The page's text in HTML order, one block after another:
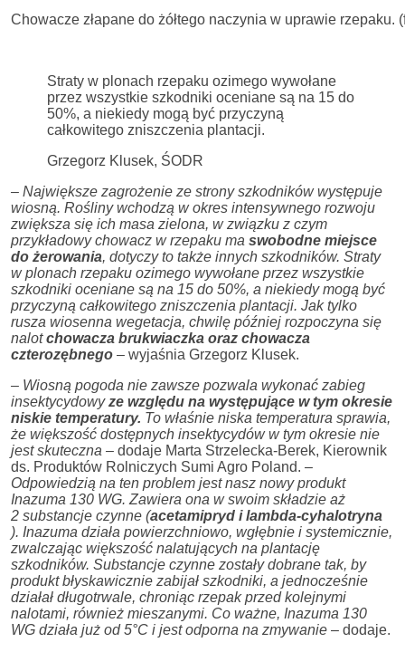
Chowacze złapane do żółtego naczynia w uprawie rzepaku.
Straty w plonach rzepaku ozimego wywołane
przez wszystkie szkodniki oceniane są na 15 do
50%, a niekiedy mogą być przyczyną
całkowitego zniszczenia plantacji.
Grzegorz Klusek, ŚODR
– Największe zagrożenie ze strony szkodników występuje
wiosną. Rośliny wchodzą w okres intensywnego rozwoju
zwiększa się ich masa zielona, w związku z czym
przykładowy chowacz w rzepaku ma swobodne miejsce
do żerowania, dotyczy to także innych szkodników. Straty
w plonach rzepaku ozimego wywołane przez wszystkie
szkodniki oceniane są na 15 do 50%, a niekiedy mogą być
przyczyną całkowitego zniszczenia plantacji. Jak tylko
rusza wiosenna wegetacja, chwilę później rozpoczyna się
nalotchowacza brukwiaczka oraz chowacza
czterozębnego – wyjaśnia Grzegorz Klusek.
– Wiosną pogoda nie zawsze pozwala wykonać zabieg
insektycydowyze względu na występujące w tym okresie
niskie temperatury. To właśnie niska temperatura sprawia,
że większość dostępnych insektycydów w tym okresie nie
jest skuteczna – dodaje Marta Strzelecka-Berek, Kierownik
ds. Produktów Rolniczych Sumi Agro Poland. –
Odpowiedzią na ten problem jest nasz nowy produkt
Inazuma 130 WG. Zawiera ona w swoim składzie aż
2 substancje czynne (acetamipryd ilambda-cyhalotryna
). Inazuma działa powierzchniowo, wgłębnie i systemicznie,
zwalczając większość nalatujących na plantację
szkodników. Substancje czynne zostały dobrane tak, by
produkt błyskawicznie zabijał szkodniki, a jednocześnie
działał długotrwale, chroniąc rzepak przed kolejnymi
nalotami, również mieszanymi. Co ważne, Inazuma 130
WG działa już od 5°C i jest odporna na zmywanie – dodaje.